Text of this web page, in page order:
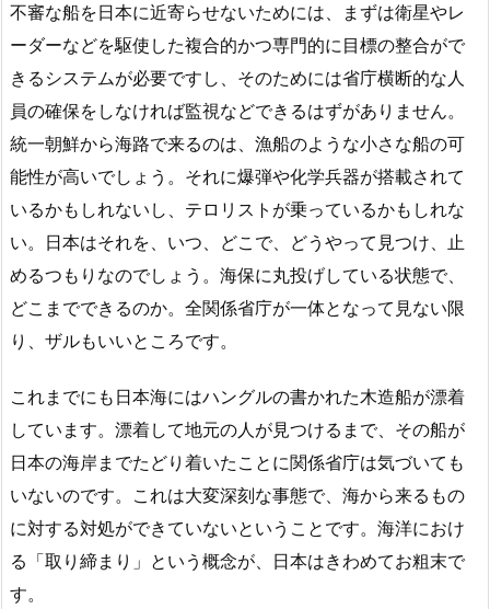
不審な船を日本に近寄らせないためには、まずは衛星やレ
ーダーなどを駆使した複合的かつ専門的に目標の整合がで
きるシステムが必要ですし、そのためには省庁横断的な人
員の確保をしなければ監視などできるはずがありません。
統一朝鮮から海路で来るのは、漁船のような小さな船の可
能性が高いでしょう。それに爆弾や化学兵器が搭載されて
いるかもしれないし、テロリストが乗っているかもしれな
い。日本はそれを、いつ、どこで、どうやって見つけ、止
めるつもりなのでしょう。海保に丸投げしている状態で、
どこまでできるのか。全関係省庁が一体となって見ない限
り、ザルもいいところです。
これまでにも日本海にはハングルの書かれた木造船が漂着
しています。漂着して地元の人が見つけるまで、その船が
日本の海岸までたどり着いたことに関係省庁は気づいても
いないのです。これは大変深刻な事態で、海から来るもの
に対する対処ができていないということです。海洋におけ
る「取り締まり」という概念が、日本はきわめてお粗末で
す。